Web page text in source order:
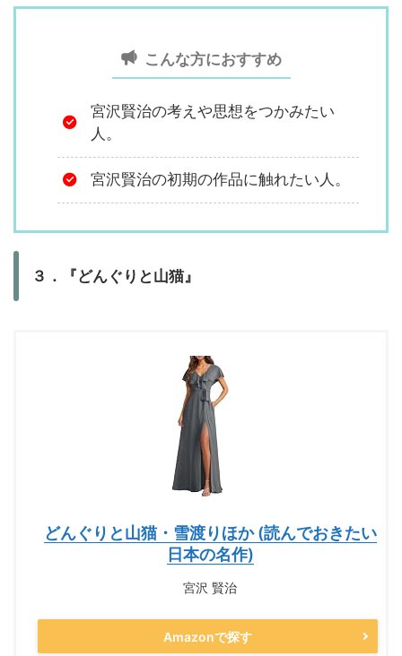
こんな方におすすめ
宮沢賢治の考えや思想をつかみたい
人。
宮沢賢治の初期の作品に触れたい人。
３．『どんぐりと山猫』
どんぐりと山猫・雪渡りほか (読んでおきたい
日本の名作)
宮沢 賢治
Amazonで探す